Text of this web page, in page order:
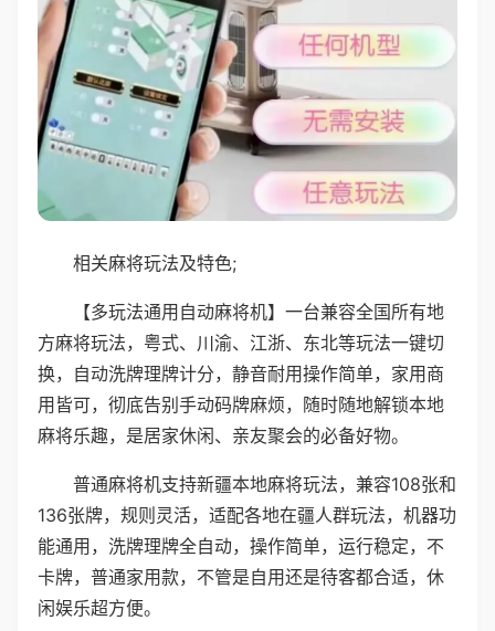
相关麻将玩法及特色;
【多玩法通用自动麻将机】一台兼容全国所有地
方麻将玩法，粤式、川渝、江浙、东北等玩法一键切
换，自动洗牌理牌计分，静音耐用操作简单，家用商
用皆可，彻底告别手动码牌麻烦，随时随地解锁本地
麻将乐趣，是居家休闲、亲友聚会的必备好物。
普通麻将机支持新疆本地麻将玩法，兼容108张和
136张牌，规则灵活，适配各地在疆人群玩法，机器功
能通用，洗牌理牌全自动，操作简单，运行稳定，不
卡牌，普通家用款，不管是自用还是待客都合适，休
闲娱乐超方便。